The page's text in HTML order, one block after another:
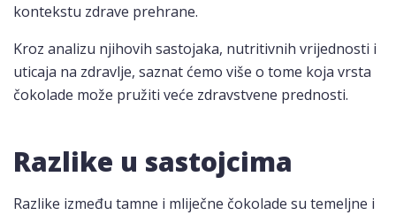
kontekstu zdrave prehrane.
Kroz analizu njihovih sastojaka, nutritivnih vrijednosti i
uticaja na zdravlje, saznat ćemo više o tome koja vrsta
čokolade može pružiti veće zdravstvene prednosti.
Razlike u sastojcima
Razlike između tamne i mliječne čokolade su temeljne i